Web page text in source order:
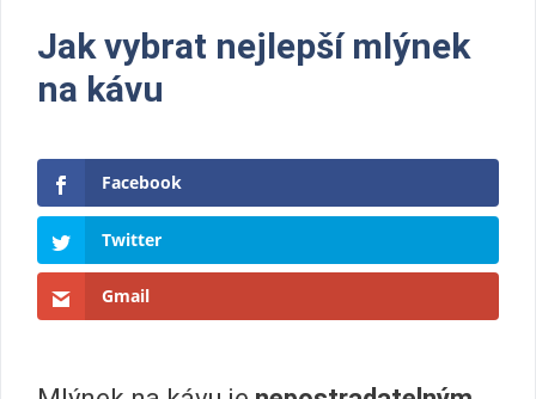
Jak vybrat nejlepší mlýnek
na kávu
Facebook
Twitter
Gmail